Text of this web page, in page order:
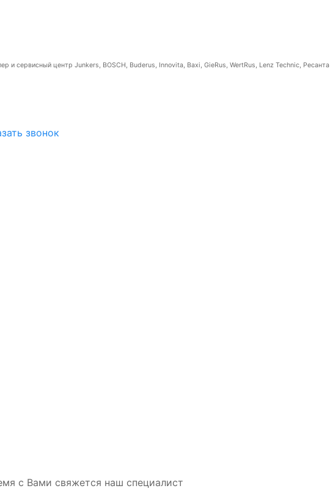
и сервисный центр Junkers, BOSCH, Buderus, Innovita, Baxi, GieRus, WertRus, Lenz Technic, Ресанта
звонок
с Вами свяжется наш специалист